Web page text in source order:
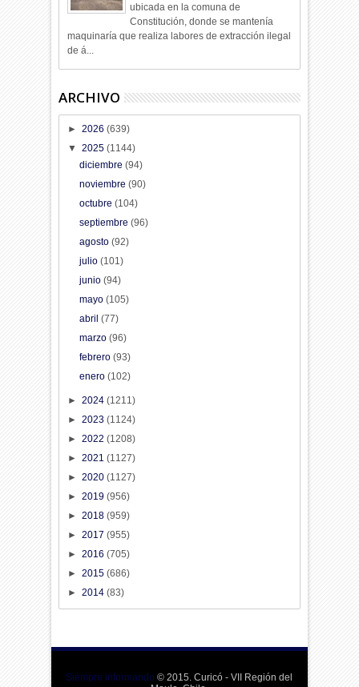
ubicada en la comuna de
Constitución, donde se mantenía
maquinaría que realiza labores de extracción ilegal
de á...
ARCHIVO
►2026(639)
▼2025(1144)
diciembre (94)
noviembre (90)
octubre (104)
septiembre (96)
agosto (92)
julio (101)
junio (94)
mayo (105)
abril (77)
marzo (96)
febrero (93)
enero (102)
►2024(1211)
►2023(1124)
►2022(1208)
►2021(1127)
►2020(1127)
►2019(956)
►2018(959)
►2017(955)
►2016(705)
►2015(686)
►2014(83)
Siempre informando © 2015. Curicó - VII Región del